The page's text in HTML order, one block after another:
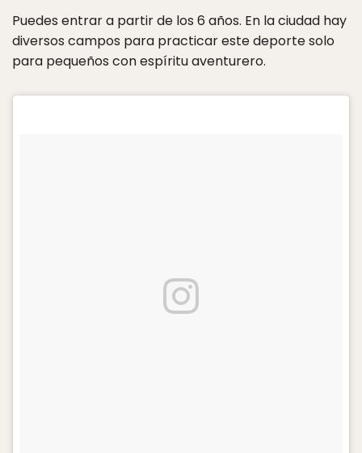
Puedes entrar a partir de los 6 años. En la ciudad hay
diversos campos para practicar este deporte solo
para pequeños con espíritu aventurero.